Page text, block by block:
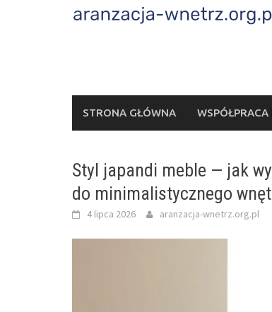
STRONA GŁÓWNA
Styl japandi meble — jak
do minimalistycznego
4 lipca 2026 aranzacja-wnetrz.org.pl